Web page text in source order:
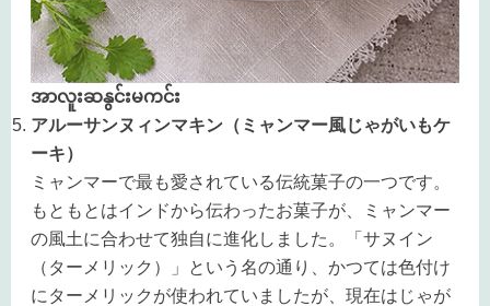
အာလူးဆနွင်းမကင်း
アルーサンヌィンマキン（ミャンマー風じゃがいもケ
ーキ）
ミャンマーで最も愛されている伝統菓子の一つです。
もともとはインドから伝わったお菓子が、ミャンマー
の風土に合わせて独自に進化しました。「サヌイン
（ターメリック）」という名の通り、かつては色付け
にターメリックが使われていましたが、現在はじゃが